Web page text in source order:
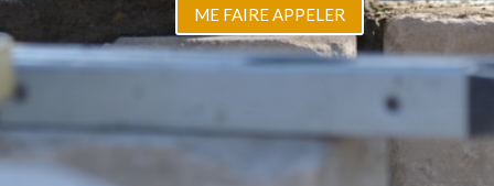
ME FAIRE APPELER